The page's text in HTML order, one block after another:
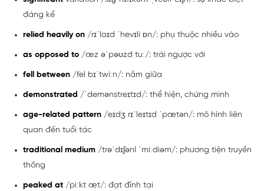
đáng kể
relied heavily on /rɪˈlaɪd ˈhevɪli ɒn/: phụ thuộc nhiều vào
as opposed to /æz əˈpəʊzd tuː/: trái ngược với
fell between /fel bɪˈtwiːn/: nằm giữa
demonstrated /ˈdemənstreɪtɪd/: thể hiện, chứng minh
age-related pattern /eɪdʒ rɪˈleɪtɪd ˈpætən/: mô hình liên
quan đến tuổi tác
traditional medium /trəˈdɪʃənl ˈmiːdiəm/: phương tiện truyền
thống
peaked at /piːkt æt/: đạt đỉnh tại